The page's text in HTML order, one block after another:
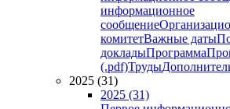
информационное
сообщение
комитетВажные даты
докладыПрограмма
(.pdf)Труды
2025 (31)
2025 (31)